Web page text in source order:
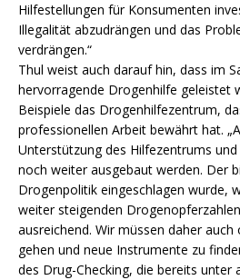
Hilfestellungen für Konsumenten
Illegalität abzudrängen und das
verdrängen.“
Thul weist auch darauf hin, dass im
hervorragende Drogenhilfe geleistet
Beispiele das Drogenhilfezentrum,
professionellen Arbeit bewährt hat.
Unterstützung des Hilfezentrums
noch weiter ausgebaut werden. Der
Drogenpolitik eingeschlagen wurde,
weiter steigenden
ausreichend. Wir müssen daher
gehen und neue Instrumente zu
des Drug-Checking, die bereits unter